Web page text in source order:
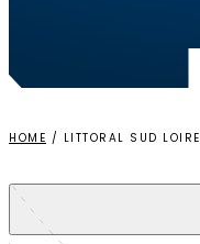
HOME / LITTORAL SUD LOIRE